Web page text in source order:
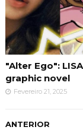
"Alter Ego":
graphic novel
Fevereiro 21, 2025
ANTERIOR